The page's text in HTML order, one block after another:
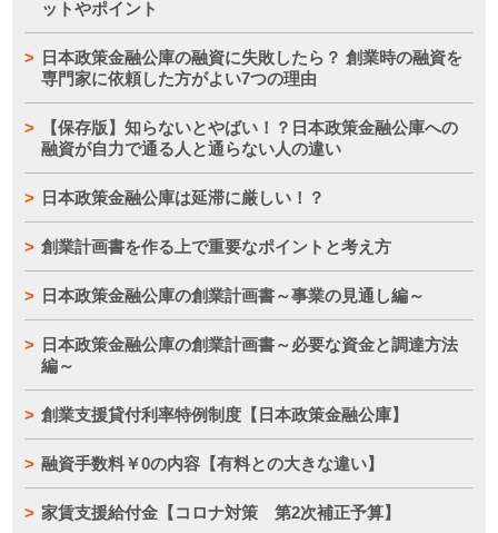
ットやポイント
日本政策金融公庫の融資に失敗したら？ 創業時の融資を
専門家に依頼した方がよい7つの理由
【保存版】知らないとやばい！？日本政策金融公庫への
融資が自力で通る人と通らない人の違い
日本政策金融公庫は延滞に厳しい！？
創業計画書を作る上で重要なポイントと考え方
日本政策金融公庫の創業計画書～事業の見通し編～
日本政策金融公庫の創業計画書～必要な資金と調達方法
編～
創業支援貸付利率特例制度【日本政策金融公庫】
融資手数料￥0の内容【有料との大きな違い】
家賃支援給付金【コロナ対策 第2次補正予算】